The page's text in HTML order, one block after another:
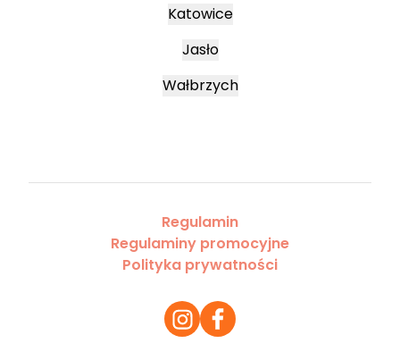
Katowice
Jasło
Wałbrzych
Regulamin
Regulaminy promocyjne
Polityka prywatności